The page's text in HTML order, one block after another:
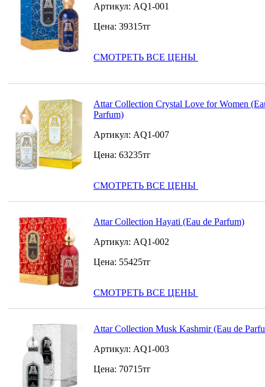
Артикул: AQ1-001
Цена: 39315тг
СМОТРЕТЬ ВСЕ ЦЕНЫ
Attar Collection Crystal Love for Women
Parfum)
Артикул: AQ1-007
Цена: 63235тг
СМОТРЕТЬ ВСЕ ЦЕНЫ
Attar Collection Hayati (Eau de Parfum)
Артикул: AQ1-002
Цена: 55425тг
СМОТРЕТЬ ВСЕ ЦЕНЫ
Attar Collection Musk Kashmir (Eau de
Артикул: AQ1-003
Цена: 70715тг